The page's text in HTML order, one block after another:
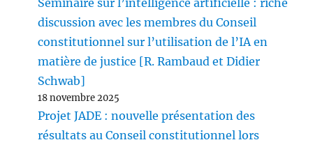
Séminaire sur l’intelligence artificielle : riche
discussion avec les membres du Conseil
constitutionnel sur l’utilisation de l’IA en
matière de justice [R. Rambaud et Didier
Schwab]
18 novembre 2025
Projet JADE : nouvelle présentation des
résultats au Conseil constitutionnel lors